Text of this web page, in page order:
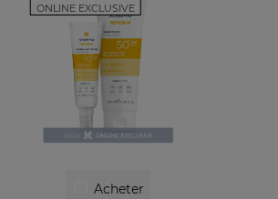
ONLINE EXCLUSIVE
Acheter